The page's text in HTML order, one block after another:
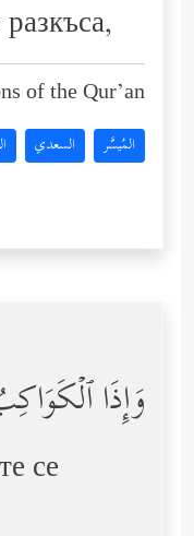
of the Qur’an:
المُيسَّر السعدي
وَإِذَا
се